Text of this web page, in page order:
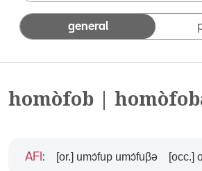
general
homòfob |
AFI : [or.] umɔ́fup umɔ́fuβə [occ.]